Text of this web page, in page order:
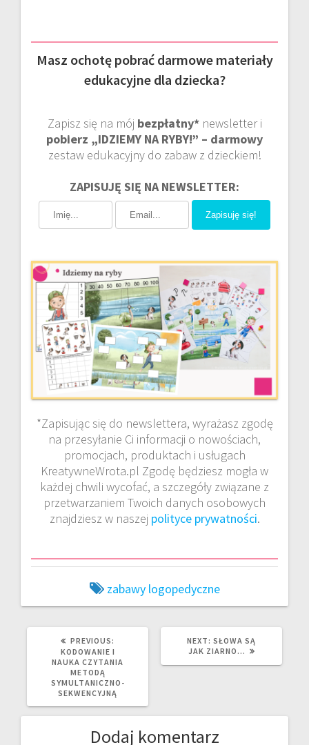
Masz ochotę pobrać darmowe materiały
edukacyjne dla dziecka?
Zapisz się na mój bezpłatny*newsletter i
pobierz „IDZIEMY NA RYBY!” – darmowy
zestaw edukacyjny do zabaw z dzieckiem!
ZAPISUJĘ SIĘ NA NEWSLETTER:
Zapisuję się!
*Zapisując się do newslettera, wyrażasz zgodę
na przesyłanie Ci informacji o nowościach,
promocjach, produktach i usługach
KreatywneWrota.pl Zgodę będziesz mogła w
każdej chwili wycofać, a szczegóły związane z
przetwarzaniem Twoich danych osobowych
znajdziesz w naszej polityce prywatności.
zabawy logopedyczne
PREVIOUS:
KODOWANIE I
NAUKA CZYTANIA
METODĄ
SYMULTANICZNO-
SEKWENCYJNĄ
NEXT: NEXT
POST:
SŁOWA SĄ
JAK ZIARNO…
Dodaj komentarz